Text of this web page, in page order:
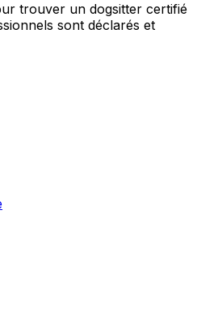
trouver un dogsitter certifié
sont déclarés et